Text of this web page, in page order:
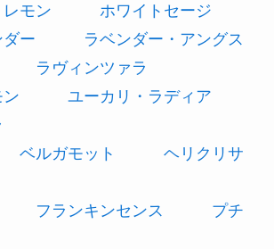
レモン
ホワイトセージ
ダー
ラベンダー・アングス
ラヴィンツァラ
ユーカリ・ラディア
ベルガモット
ヘリクリサ
フランキンセンス
プチ